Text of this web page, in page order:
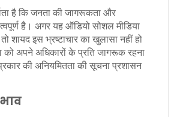
है कि जनता की जागरूकता और
है। अगर यह ऑडियो सोशल मीडिया
शायद इस भ्रष्टाचार का खुलासा नहीं हो
को अपने अधिकारों के प्रति जागरूक रहना
की अनियमितता की सूचना प्रशासन